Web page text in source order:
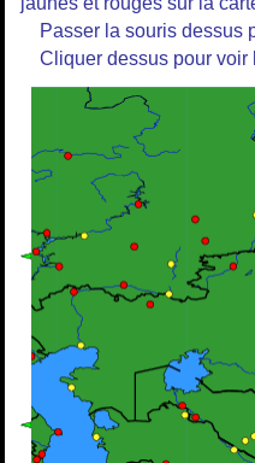
Passer la souris dessus
Cliquer dessus pour voir